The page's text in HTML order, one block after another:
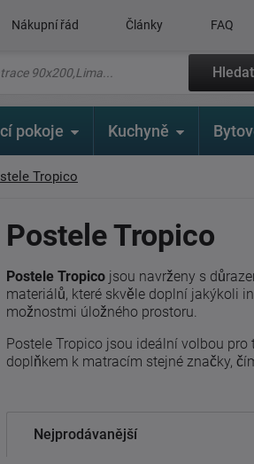
Nákupní řád Články FAQ
Hledat
pokoje Kuchyně
Tropico
Postele Tropico
Postele Tropico jsou navrženy s
materiálů, které skvěle doplní jakýkoli
možnostmi úložného prostoru.
Postele Tropico jsou ideální volbou
doplňkem k matracím stejné značky,
Nejprodávanější